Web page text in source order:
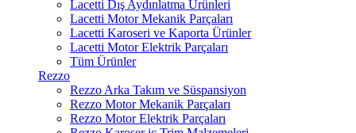
Lacetti Dış Aydınlatma Ürünleri
Lacetti Motor Mekanik Parçaları
Lacetti Karoseri ve Kaporta Ürünler
Lacetti Motor Elektrik Parçaları
Tüm Ürünler
Rezzo
Rezzo Arka Takım ve Süspansiyon
Rezzo Motor Mekanik Parçaları
Rezzo Motor Elektrik Parçaları